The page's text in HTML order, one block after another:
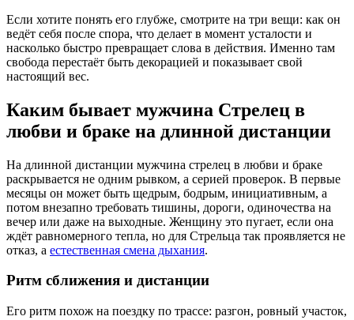
Если хотите понять его глубже, смотрите на три вещи: как он
ведёт себя после спора, что делает в момент усталости и
насколько быстро превращает слова в действия. Именно там
свобода перестаёт быть декорацией и показывает свой
настоящий вес.
Каким бывает мужчина Стрелец в
любви и браке на длинной дистанции
На длинной дистанции мужчина стрелец в любви и браке
раскрывается не одним рывком, а серией проверок. В первые
месяцы он может быть щедрым, бодрым, инициативным, а
потом внезапно требовать тишины, дороги, одиночества на
вечер или даже на выходные. Женщину это пугает, если она
ждёт равномерного тепла, но для Стрельца так проявляется не
отказ, а естественная смена дыхания.
Ритм сближения и дистанции
Его ритм похож на поездку по трассе: разгон, ровный участок,